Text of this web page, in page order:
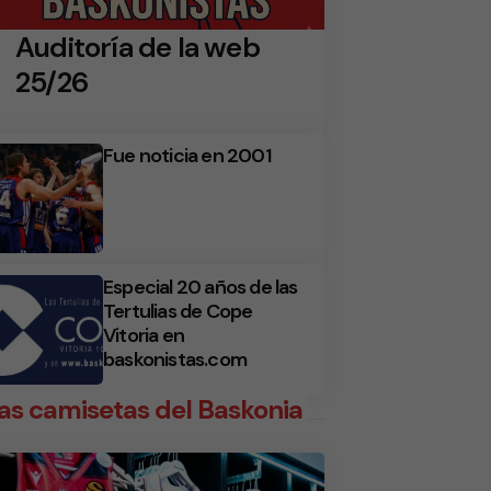
Auditoría de la web
25/26
Fue noticia en 2001
Especial 20 años de las
Tertulias de Cope
Vitoria en
baskonistas.com
camisetas del Baskonia